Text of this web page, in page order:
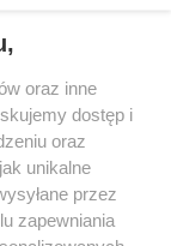
oraz inne
dostęp i
oraz
unikalne
przez
zapewniania